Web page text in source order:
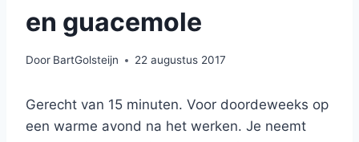
en guacemole
Door BartGolsteijn 22 augustus 2017
Gerecht van 15 minuten. Voor doordeweeks op
een warme avond na het werken. Je neemt